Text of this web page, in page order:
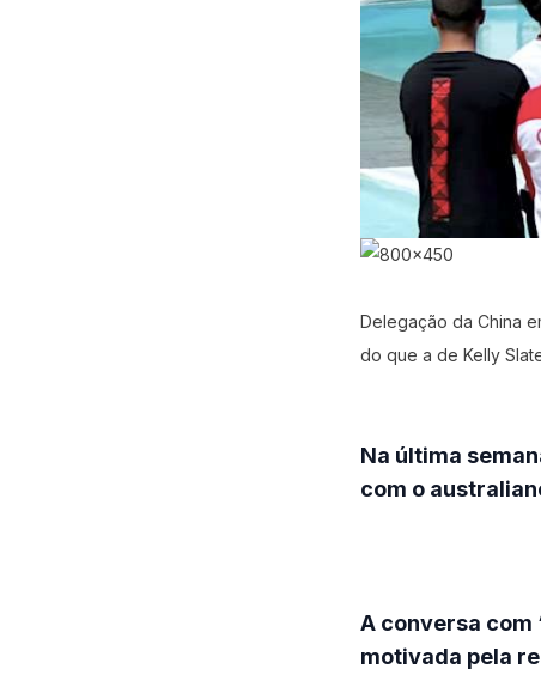
Delegação da China
do que a de Kelly
Na última
com o
A conversa com
motivada pela